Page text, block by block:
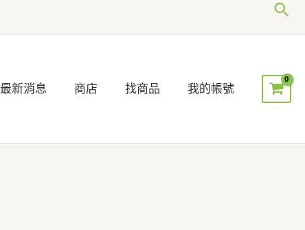
搜
最新消息 商店 找商品 我的帳號